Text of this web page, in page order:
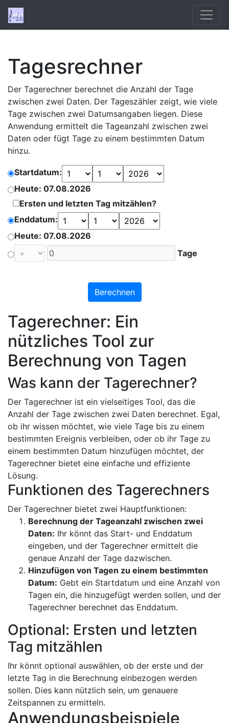
Tagesrechner
Der Tagerechner berechnet die Anzahl der Tage
zwischen zwei Daten. Der Tageszähler zeigt, wie viele
Tage zwischen zwei Datumsangaben liegen. Diese
Anwendung ermittelt die Tageanzahl zwischen zwei
Daten oder fügt Tage zu einem bestimmten Datum
hinzu.
Startdatum:
Heute: 07.08.2026
Ersten und letzten Tag mitzählen?
Enddatum:
Heute: 07.08.2026
Tage
Berechnen
Tagerechner: Ein
nützliches Tool zur
Berechnung von Tagen
Was kann der Tagerechner?
Der Tagerechner ist ein vielseitiges Tool, das die
Anzahl der Tage zwischen zwei Daten berechnet. Egal,
ob ihr wissen möchtet, wie viele Tage bis zu einem
bestimmten Ereignis verbleiben, oder ob ihr Tage zu
einem bestimmten Datum hinzufügen möchtet, der
Tagerechner bietet eine einfache und effiziente
Lösung.
Funktionen des Tagerechners
Der Tagerechner bietet zwei Hauptfunktionen:
Berechnung der Tageanzahl zwischen zwei
Daten: Ihr könnt das Start- und Enddatum
eingeben, und der Tagerechner ermittelt die
genaue Anzahl der Tage dazwischen.
Hinzufügen von Tagen zu einem bestimmten
Datum: Gebt ein Startdatum und eine Anzahl von
Tagen ein, die hinzugefügt werden sollen, und der
Tagerechner berechnet das Enddatum.
Optional: Ersten und letzten
Tag mitzählen
Ihr könnt optional auswählen, ob der erste und der
letzte Tag in die Berechnung einbezogen werden
sollen. Dies kann nützlich sein, um genauere
Zeitspannen zu ermitteln.
Anwendungsbeispiele